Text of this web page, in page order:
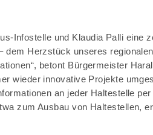
Infostelle und Klaudia Palli eine
Herzstück unseres
betont Bürgermeister
wieder innovative Projekte
an jeder Haltestelle
zum Ausbau von Haltestellen,